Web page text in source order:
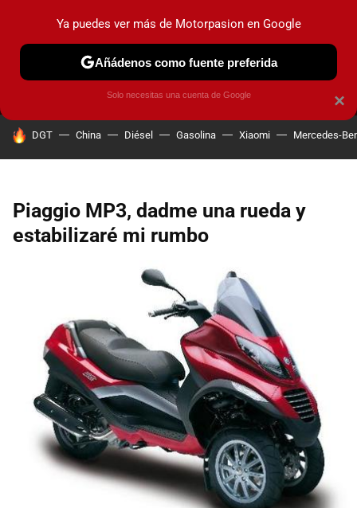
MENÚ NUEVO
COCHES ELÉCTRICOS OBSERVATORIO
HOY SE HABLA DE
DGT China Diésel Gasolina Xiaomi Mercedes-
Piaggio MP3, dadme una rueda y
estabilizaré mi rumbo
×
Ya puedes ver más de Motorpasion en Google
Añádenos como fuente preferida
Solo necesitas una cuenta de Google